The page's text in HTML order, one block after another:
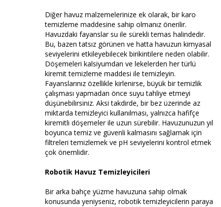
Diğer havuz malzemelerinize ek olarak, bir karo
temizleme maddesine sahip olmanız önerilir.
Havuzdaki fayanslar su ile sürekli temas halindedir.
Bu, bazen tatsız görünen ve hatta havuzun kimyasal
seviyelerini etkileyebilecek birikintilere neden olabilir.
Döşemeleri kalsiyumdan ve lekelerden her türlü
kiremit temizleme maddesi ile temizleyin.
Fayanslarınız özellikle kirlenirse, büyük bir temizlik
çalışması yapmadan önce suyu tahliye etmeyi
düşünebilirsiniz. Aksi takdirde, bir bez üzerinde az
miktarda temizleyici kullanılması, yalnızca hafifçe
kiremitli döşemeler ile uzun sürebilir. Havuzunuzun yıl
boyunca temiz ve güvenli kalmasını sağlamak için
filtreleri temizlemek ve pH seviyelerini kontrol etmek
çok önemlidir.
Robotik Havuz Temizleyicileri
Bir arka bahçe yüzme havuzuna sahip olmak
konusunda yeniyseniz, robotik temizleyicilerin paraya